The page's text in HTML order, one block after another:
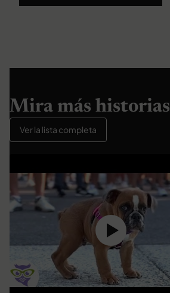
Mira más historias
Ver la lista completa